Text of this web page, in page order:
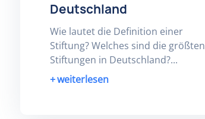
Deutschland
Wie lautet die Definition einer
Stiftung? Welches sind die größten
Stiftungen in Deutschland?...
weiterlesen